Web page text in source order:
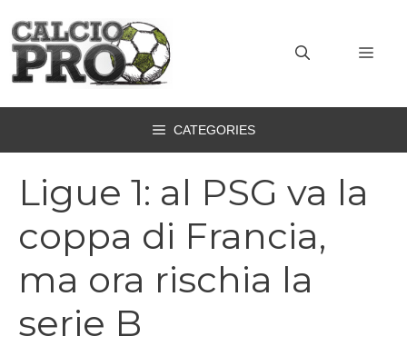
contenuto
CATEGORIES
Ligue 1: al PSG va la
coppa di Francia,
ma ora rischia la
serie B